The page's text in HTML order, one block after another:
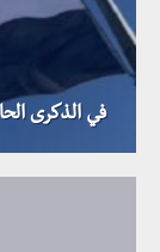
في الذكرى